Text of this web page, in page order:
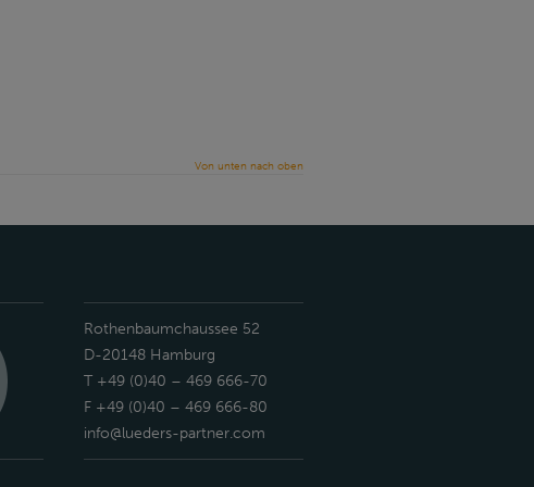
Von unten nach oben
Rothenbaumchaussee 52
D-20148 Hamburg
T +49 (0)40 – 469 666-70
F +49 (0)40 – 469 666-80
info@lueders-partner.com